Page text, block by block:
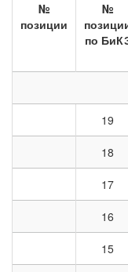
№
позиции
№
по
19
18
17
16
15